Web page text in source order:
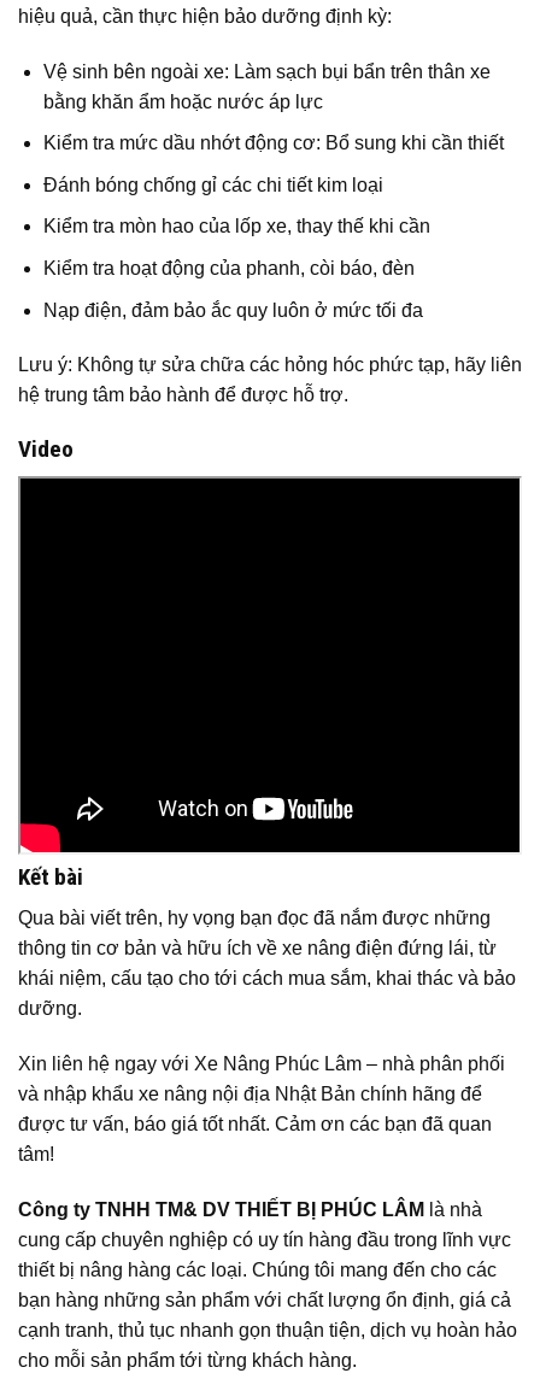
hiệu quả, cần thực hiện bảo dưỡng định kỳ:
Vệ sinh bên ngoài xe: Làm sạch bụi bẩn trên thân xe
bằng khăn ẩm hoặc nước áp lực
Kiểm tra mức dầu nhớt động cơ: Bổ sung khi cần thiết
Đánh bóng chống gỉ các chi tiết kim loại
Kiểm tra mòn hao của lốp xe, thay thế khi cần
Kiểm tra hoạt động của phanh, còi báo, đèn
Nạp điện, đảm bảo ắc quy luôn ở mức tối đa
Lưu ý: Không tự sửa chữa các hỏng hóc phức tạp, hãy liên
hệ trung tâm bảo hành để được hỗ trợ.
Video
Kết bài
Qua bài viết trên, hy vọng bạn đọc đã nắm được những
thông tin cơ bản và hữu ích về xe nâng điện đứng lái, từ
khái niệm, cấu tạo cho tới cách mua sắm, khai thác và bảo
dưỡng.
Xin liên hệ ngay với Xe Nâng Phúc Lâm – nhà phân phối
và nhập khẩu xe nâng nội địa Nhật Bản chính hãng để
được tư vấn, báo giá tốt nhất. Cảm ơn các bạn đã quan
tâm!
Công ty TNHH TM& DV THIẾT BỊ PHÚC LÂM là nhà
cung cấp chuyên nghiệp có uy tín hàng đầu trong lĩnh vực
thiết bị nâng hàng các loại. Chúng tôi mang đến cho các
bạn hàng những sản phẩm với chất lượng ổn định, giá cả
cạnh tranh, thủ tục nhanh gọn thuận tiện, dịch vụ hoàn hảo
cho mỗi sản phẩm tới từng khách hàng.